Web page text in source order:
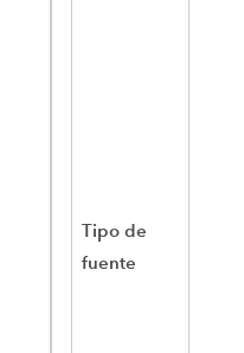
Tipo de
fuente